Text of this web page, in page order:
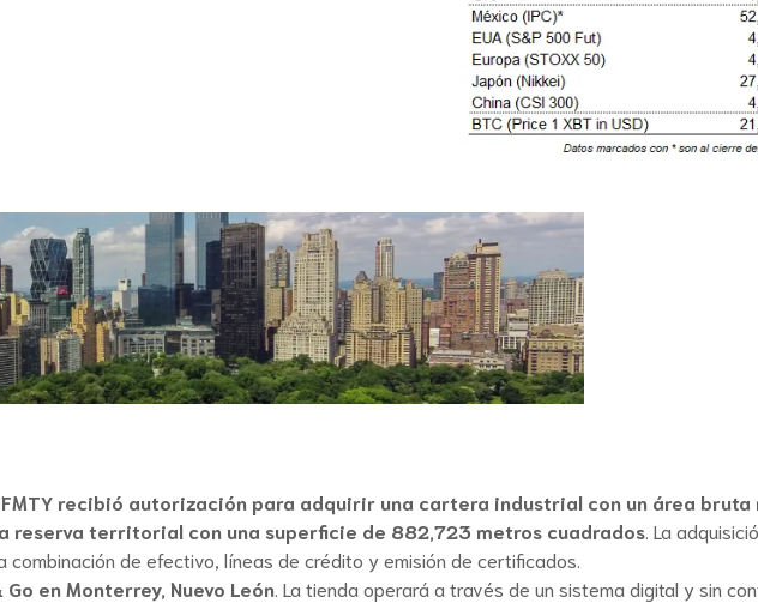
FMTY recibió autorización para adquirir una cartera industrial con un área
reserva territorial con una superficie de 882,723 metros cuadrados . La
combinación de efectivo, líneas de crédito y emisión de certificados.
en Monterrey, Nuevo León . La tienda operará a través de un sistema digital y sin